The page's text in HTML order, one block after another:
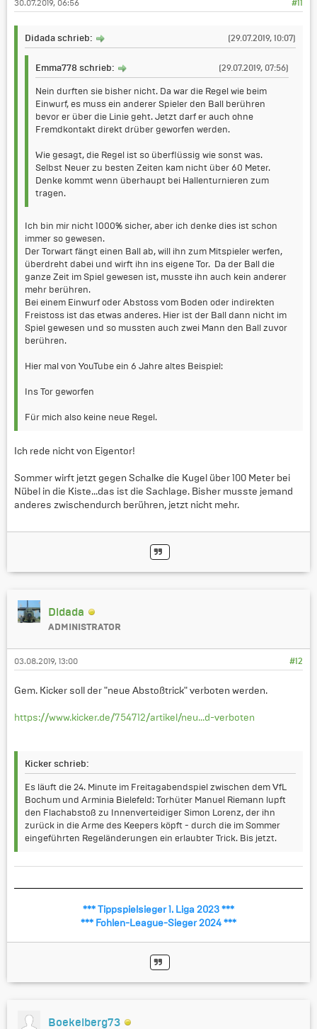
#11
30.07.2019, 06:56
(29.07.2019, 10:07)
Didada schrieb:
(29.07.2019, 07:56)
Emma778 schrieb:
Nein durften sie bisher nicht. Da war die Regel wie beim
Einwurf, es muss ein anderer Spieler den Ball berühren
bevor er über die Linie geht. Jetzt darf er auch ohne
Fremdkontakt direkt drüber geworfen werden.
Wie gesagt, die Regel ist so überflüssig wie sonst was.
Selbst Neuer zu besten Zeiten kam nicht über 60 Meter.
Denke kommt wenn überhaupt bei Hallenturnieren zum
tragen.
Ich bin mir nicht 1000% sicher, aber ich denke dies ist schon
immer so gewesen.
Der Torwart fängt einen Ball ab, will ihn zum Mitspieler werfen,
überdreht dabei und wirft ihn ins eigene Tor. Da der Ball die
ganze Zeit im Spiel gewesen ist, musste ihn auch kein anderer
mehr berühren.
Bei einem Einwurf oder Abstoss vom Boden oder indirekten
Freistoss ist das etwas anderes. Hier ist der Ball dann nicht im
Spiel gewesen und so mussten auch zwei Mann den Ball zuvor
berühren.
Hier mal von YouTube ein 6 Jahre altes Beispiel:
Ins Tor geworfen
Für mich also keine neue Regel.
Ich rede nicht von Eigentor!
Sommer wirft jetzt gegen Schalke die Kugel über 100 Meter bei
Nübel in die Kiste...das ist die Sachlage. Bisher musste jemand
anderes zwischendurch berühren, jetzt nicht mehr.
Didada
ADMINISTRATOR
#12
03.08.2019, 13:00
Gem. Kicker soll der "neue Abstoßtrick" verboten werden.
https://www.kicker.de/754712/artikel/neu...d-verboten
Kicker schrieb:
Es läuft die 24. Minute im Freitagabendspiel zwischen dem VfL
Bochum und Arminia Bielefeld: Torhüter Manuel Riemann lupft
den Flachabstoß zu Innenverteidiger Simon Lorenz, der ihn
zurück in die Arme des Keepers köpft - durch die im Sommer
eingeführten Regeländerungen ein erlaubter Trick. Bis jetzt.
*** Tippspielsieger 1. Liga 2023 ***
*** Fohlen-League-Sieger 2024 ***
Boekelberg73